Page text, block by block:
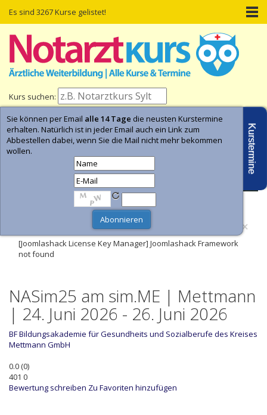
Es sind 3267 Kurse gelistet!
Kurs suchen:
Home Kurs-Termine Kurs-Suche
×
[Joomlashack License Key Manager] Joomlashack Framework
not found
NASim25 am sim.ME | Mettmann
| 24. Juni 2026 - 26. Juni 2026
BFBildungsakademie für Gesundheits und Sozialberufe des Kreises
Mettmann GmbH
0.0(0)
401 0
Bewertung schreiben Zu Favoriten hinzufügen
Kurstermine
Sie können per Email alle 14 Tage die neusten Kurstermine
erhalten. Natürlich ist in jeder Email auch ein Link zum
Abbestellen dabei, wenn Sie die Mail nicht mehr bekommen
wollen.